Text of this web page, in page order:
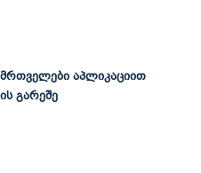
აპლიკაციით
გარეშე